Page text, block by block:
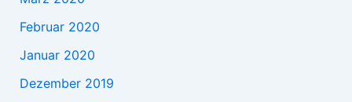
Februar 2020
Januar 2020
Dezember 2019